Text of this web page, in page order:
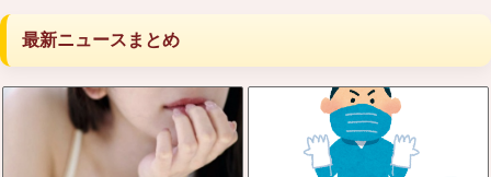
最新ニュースまとめ